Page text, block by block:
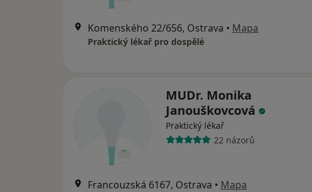
Komenského 22/656, Ostrava • Mapa
Praktický lékař pro dospělé
MUDr. Monika
Janouškovcová
Praktický lékař
22 názorů
Francouzská 6167, Ostrava • Mapa